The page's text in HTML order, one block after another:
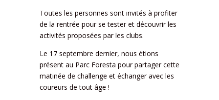
Toutes les personnes sont invités à profiter
de la rentrée pour se tester et découvrir les
activités proposées par les clubs.
Le 17 septembre dernier, nous étions
présent au Parc Foresta pour partager cette
matinée de challenge et échanger avec les
coureurs de tout âge !